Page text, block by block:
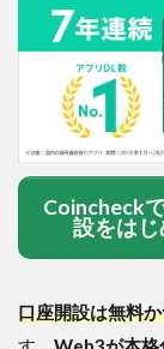
Coincheck
設をはじ
口座開設は無料